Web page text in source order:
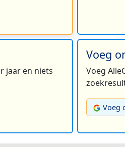
jaar en niets
Voeg
Voeg
Voeg